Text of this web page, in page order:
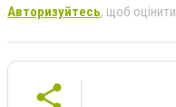
Авторизуйтесь, щоб оцінити